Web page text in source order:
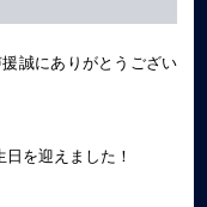
誠にありがとうござい
を迎えました！